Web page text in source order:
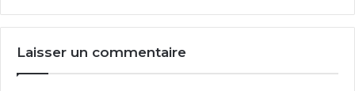
Laisser un commentaire